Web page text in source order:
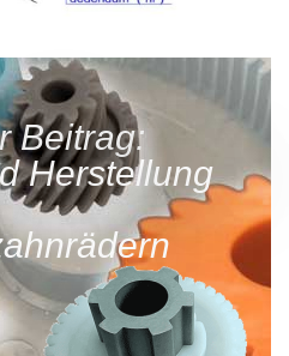
Beitrag:
Herstellung